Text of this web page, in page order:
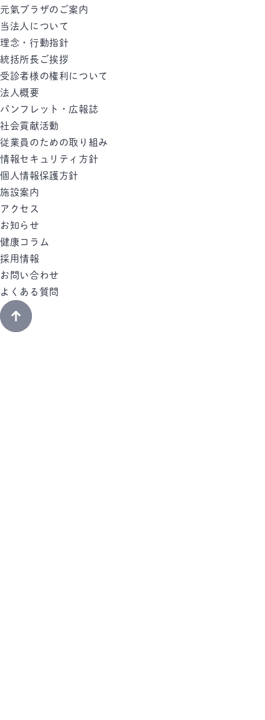
元氣プラザのご案内
当法人について
理念・行動指針
統括所長ご挨拶
受診者様の権利について
法人概要
パンフレット・広報誌
社会貢献活動
従業員のための取り組み
情報セキュリティ方針
個人情報保護方針
施設案内
アクセス
お知らせ
健康コラム
採用情報
お問い合わせ
よくある質問